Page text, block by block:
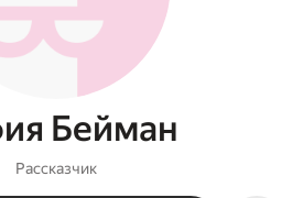
Бейман
Рассказчик